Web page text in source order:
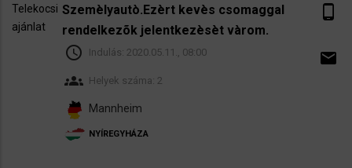
Telekocsi
ajánlat
Szemèlyautò.Ezèrt kevès csomaggal
rendelkezõk jelentkezèsèt vàrom.
schedule Indulás: 2020.05.11., 08:00
groups Helyek száma: 2
Mannheim
NYÍREGYHÁZA
phone_android
email